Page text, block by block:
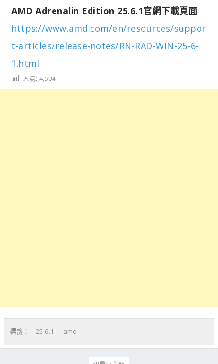
AMD Adrenalin Edition 25.6.1官網下載頁面
https://www.amd.com/en/resources/suppor
t-articles/release-notes/RN-RAD-WIN-25-6-
1.html
人氣: 4,504
標籤： 25.6.1 amd